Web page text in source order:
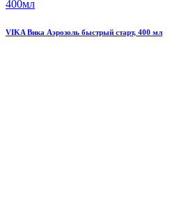
400мл
VIKA Вика Аэрозоль быстрый старт, 400 мл